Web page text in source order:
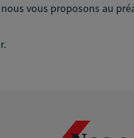
vous proposons au